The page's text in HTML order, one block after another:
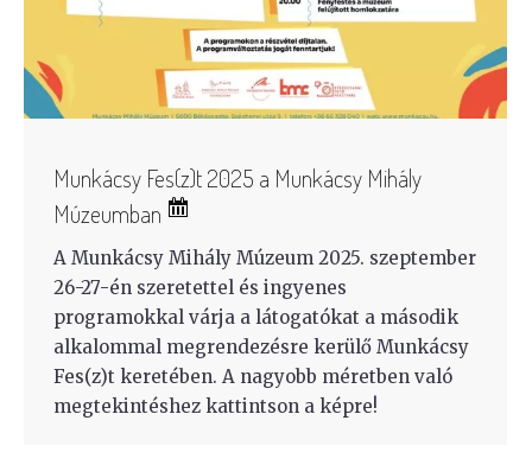
Munkácsy Fes(z)t 2025 a Munkácsy Mihály
Múzeumban
A Munkácsy Mihály Múzeum 2025. szeptember
26-27-én szeretettel és ingyenes
programokkal várja a látogatókat a második
alkalommal megrendezésre kerülő Munkácsy
Fes(z)t keretében. A nagyobb méretben való
megtekintéshez kattintson a képre!